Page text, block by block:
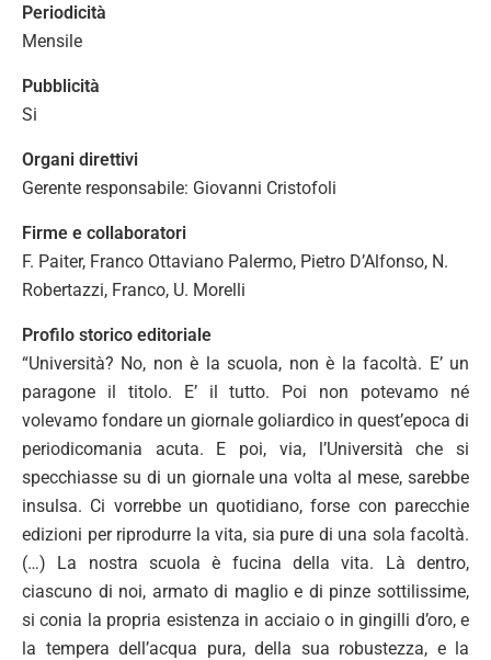
Periodicità
Mensile
Pubblicità
Si
Organi direttivi
Gerente responsabile: Giovanni Cristofoli
Firme e collaboratori
F. Paiter, Franco Ottaviano Palermo, Pietro D’Alfonso, N.
Robertazzi, Franco, U. Morelli
Profilo storico editoriale
“Università? No, non è la scuola, non è la facoltà. E’ un
paragone il titolo. E’ il tutto. Poi non potevamo né
volevamo fondare un giornale goliardico in quest’epoca di
periodicomania acuta. E poi, via, l’Università che si
specchiasse su di un giornale una volta al mese, sarebbe
insulsa. Ci vorrebbe un quotidiano, forse con parecchie
edizioni per riprodurre la vita, sia pure di una sola facoltà.
(…) La nostra scuola è fucina della vita. Là dentro,
ciascuno di noi, armato di maglio e di pinze sottilissime,
si conia la propria esistenza in acciaio o in gingilli d’oro, e
la tempera dell’acqua pura, della sua robustezza, e la